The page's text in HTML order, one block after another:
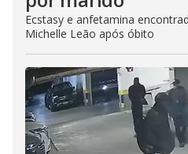
Ecstasy e anfetamina
Michelle Leão após óbito